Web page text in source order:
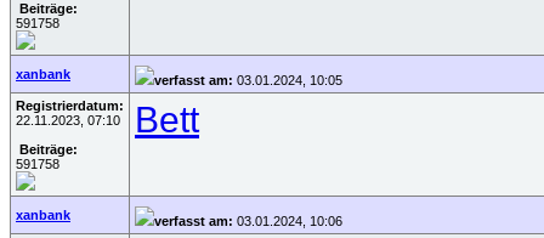
Beiträge:
591758
xanbank verfasst am: 03.01.2024, 10:05
Registrierdatum:
22.11.2023, 07:10
Beiträge:
591758
Bett
xanbank verfasst am: 03.01.2024, 10:06